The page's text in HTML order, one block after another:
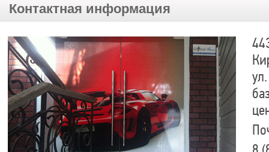
Контактная информация